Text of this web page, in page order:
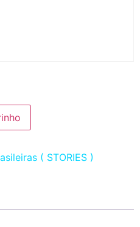
( STORIES )